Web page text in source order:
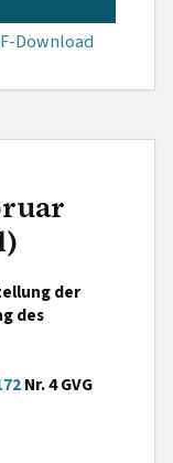
Download
der
des
Nr. 4 GVG